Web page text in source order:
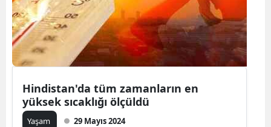
Iğdır
Yalova
Hindistan'da tüm zamanların en
yüksek sıcaklığı ölçüldü
Yaşam 29 Mayıs 2024